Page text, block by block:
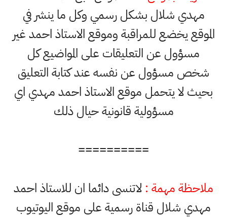
مهدي شلال بشكل رسمي وكل ما ينشر في
الموقع يخضع للمراقبة وموقع الاستاذ احمد غير
مسؤول عن التعليقات على المواضيع كل
شخص مسؤول عن نفسه عند كتابة التعليق
بحيث لا يتحمل موقع الاستاذ احمد مهدي اي
مسؤولية قانونية حيال ذلك
==========
ملاحظة مهمة : لاتنسى دائما ان للاستاذ احمد
مهدي شلال قناة رسمية على موقع اليوتيوب